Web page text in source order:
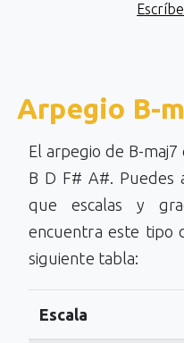
Arpegio B-
El arpegio de B-
B D F# A#. Puedes
que escalas y
encuentra este tipo
siguiente tabla:
Escala